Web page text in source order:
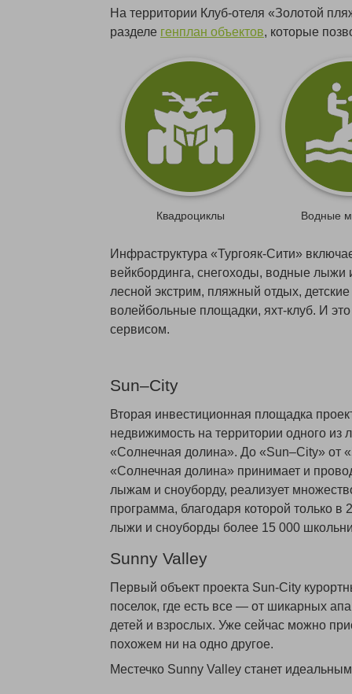
На территории Клуб-отеля «Золотой
разделе генплан объектов, которые
Квадроциклы Водные
Инфраструктура «Тургояк-Сити»
вейкбординга, снегоходы, водные
лесной экстрим, пляжный отдых,
волейбольные площадки, яхт-клуб. И
сервисом.
Sun–City
Вторая инвестиционная площадка
недвижимость на территории одного
«Солнечная долина». До «Sun–City» от
«Солнечная долина» принимает и
лыжам и сноуборду, реализует
программа, благодаря которой только
лыжи и сноуборды более 15 000
Sunny Valley
Первый объект проекта Sun-City
поселок, где есть все — от шикарных
детей и взрослых. Уже сейчас можно
похожем ни на одно другое.
Местечко Sunny Valley станет